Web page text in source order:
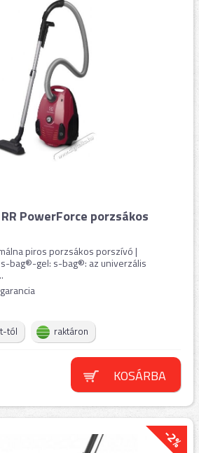
PowerForce porzsákos
piros porzsákos porszívó |
bag®-gel: s-bag®: az univerzális
tól raktáron
KOSÁRBA
-2%